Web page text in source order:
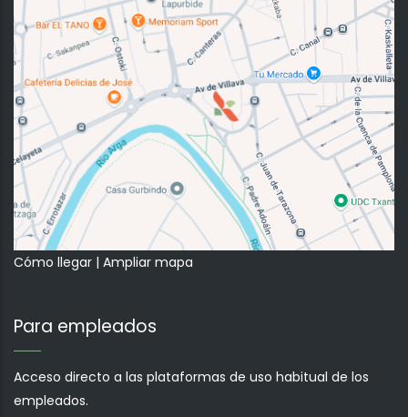
Cómo llegar | Ampliar mapa
Para empleados
Acceso directo a las plataformas de uso habitual de los
empleados.